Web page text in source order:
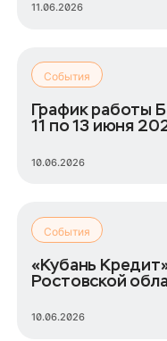
11.06.2026
События
График работы
11 по 13 июня
10.06.2026
События
«Кубань
Ростовской
10.06.2026